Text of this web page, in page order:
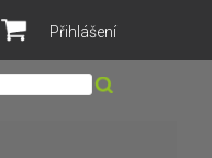
Přihlášení